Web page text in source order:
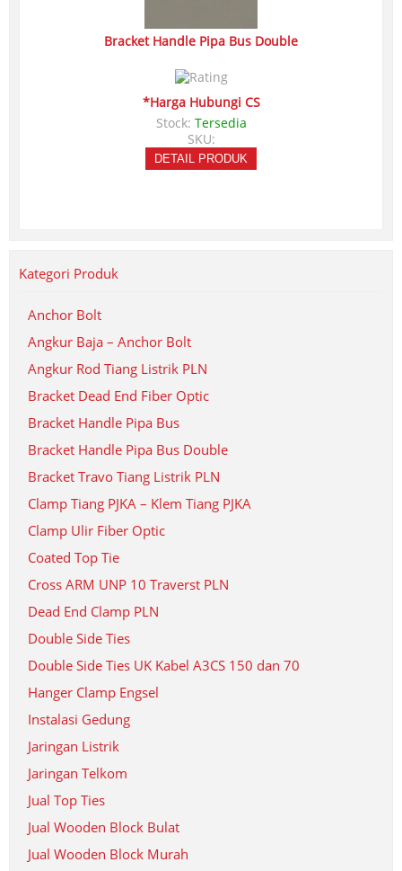
Bracket Handle Pipa Bus Double
*Harga Hubungi CS
Stock: Tersedia
SKU:
DETAIL PRODUK
Kategori Produk
Anchor Bolt
Angkur Baja – Anchor Bolt
Angkur Rod Tiang Listrik PLN
Bracket Dead End Fiber Optic
Bracket Handle Pipa Bus
Bracket Handle Pipa Bus Double
Bracket Travo Tiang Listrik PLN
Clamp Tiang PJKA – Klem Tiang PJKA
Clamp Ulir Fiber Optic
Coated Top Tie
Cross ARM UNP 10 Traverst PLN
Dead End Clamp PLN
Double Side Ties
Double Side Ties UK Kabel A3CS 150 dan 70
Hanger Clamp Engsel
Instalasi Gedung
Jaringan Listrik
Jaringan Telkom
Jual Top Ties
Jual Wooden Block Bulat
Jual Wooden Block Murah